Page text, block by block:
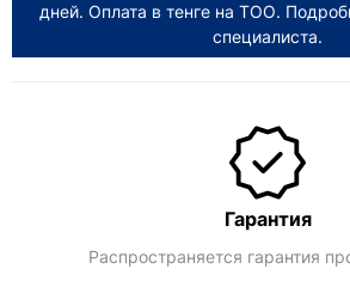
дней. Оплата в тенге на ТОО.
специалиста.
Гарантия
Распространяется гарантия